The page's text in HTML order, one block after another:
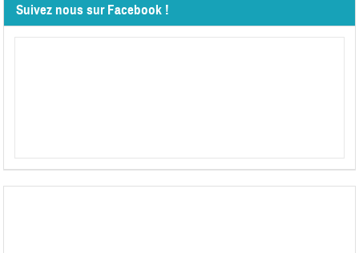
Suivez nous sur Facebook !